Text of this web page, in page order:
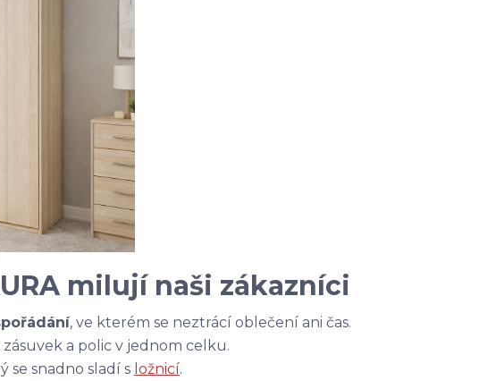
milují naši zákazníci
, ve kterém se neztrácí oblečení ani čas.
a polic v jednom celku.
se snadno sladí s ložnicí.